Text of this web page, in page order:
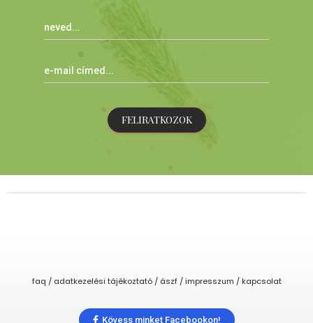
FELIRATKOZOK
faq / adatkezelési tájékoztató / ászf / impresszum / kapcsolat
Kövess minket Facebookon!